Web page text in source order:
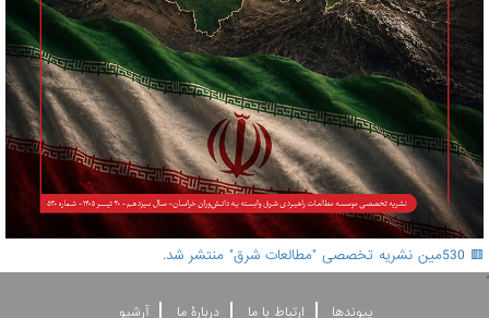
🟥 530مین نشریه تخصصی "مطالعات شرق" منتشر شد.
'
پيوندها ارتباط با ما دربارۀ ما آرشيو